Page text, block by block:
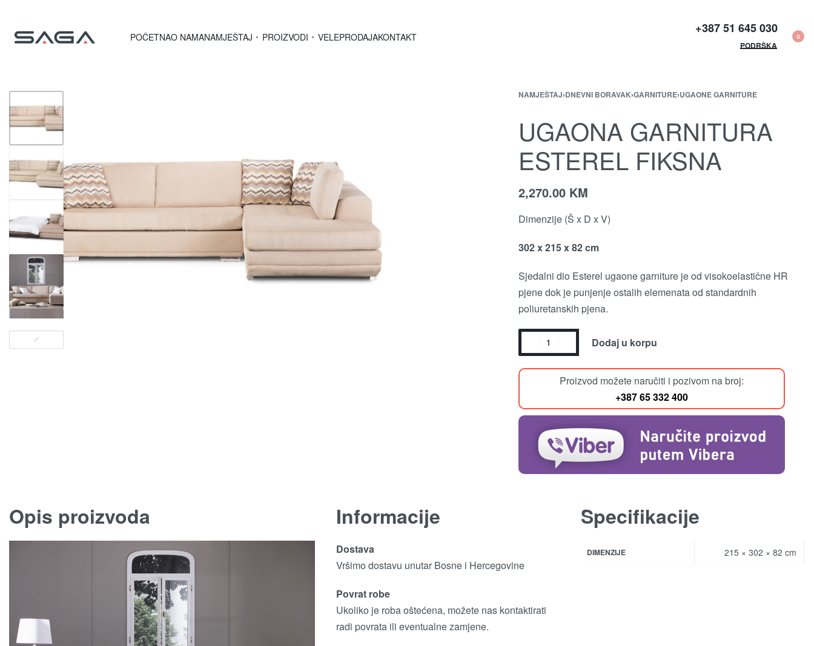
POČETNAO NAMANAMJEŠTAJ PROIZVODI VELEPRODAJAKONTAKT
+387 51 645 030​
PODRŠKA
0
NAMJEŠTAJ›DNEVNI BORAVAK›GARNITURE›UGAONE GARNITURE
UGAONA GARNITURA
ESTEREL FIKSNA
2,270.00 KM
Dimenzije (Š x D x V)
302 x 215 x 82 cm
Sjedalni dio Esterel ugaone garniture je od visokoelastične HR
pjene dok je punjenje ostalih elemenata od standardnih
poliuretanskih pjena.
Dodaj u korpu
Proizvod možete naručiti i pozivom na broj:
+387 65 332 400
Opis proizvoda Informacije
Dostava
Vršimo dostavu unutar Bosne i Hercegovine
Povrat robe
Ukoliko je roba oštećena, možete nas kontaktirati
radi povrata ili eventualne zamjene.
Specifikacije
DIMENZIJE 215 × 302 × 82 cm